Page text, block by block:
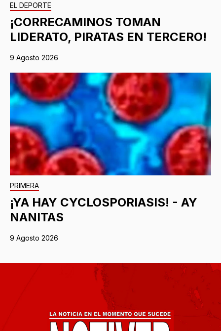
EL DEPORTE
¡CORRECAMINOS TOMAN
LIDERATO, PIRATAS EN TERCERO!
9 Agosto 2026
PRIMERA
¡YA HAY CYCLOSPORIASIS! - AY
NANITAS
9 Agosto 2026